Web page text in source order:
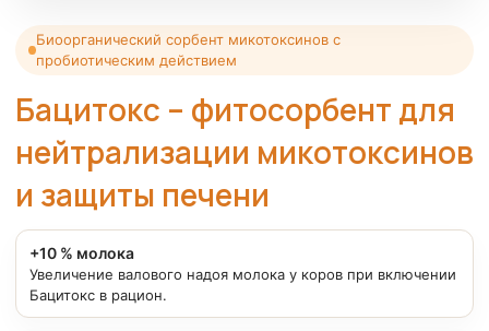
Биоорганический сорбент микотоксинов с
пробиотическим действием
Бацитокс – фитосорбент для
нейтрализации микотоксинов
и защиты печени
+10 % молока
Увеличение валового надоя молока у коров при включении
Бацитокс в рацион.